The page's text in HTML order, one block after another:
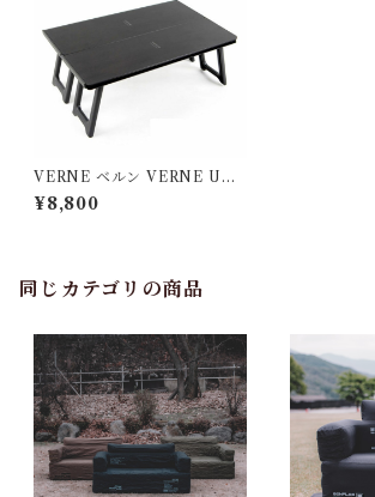
VERNE ベルン VERNE UNI
T Table テーブル
¥8,800
同じカテゴリの商品